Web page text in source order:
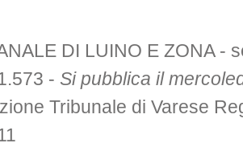
DI LUINO E ZONA -
- Si pubblica il
Tribunale di Varese